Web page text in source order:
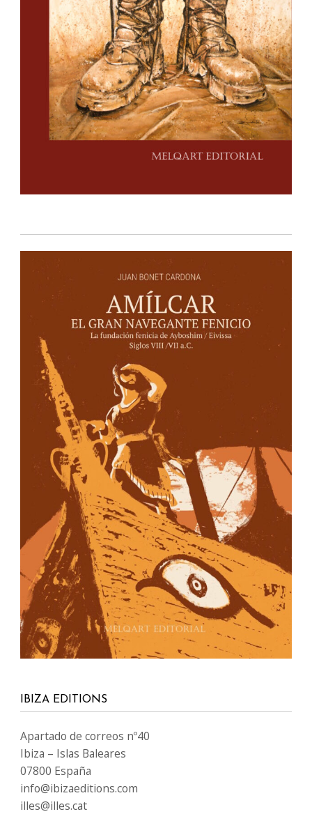
IBIZA EDITIONS
Apartado de correos nº40
Ibiza – Islas Baleares
07800 España
info@ibizaeditions.com
illes@illes.cat
NUESTRAS WEBS
www.Ibiza-click.com
www.Ibiza-tickets.com
www.Ibizaeditions.com
www.tvclick.es
www.destaka.net
IDIOMAS